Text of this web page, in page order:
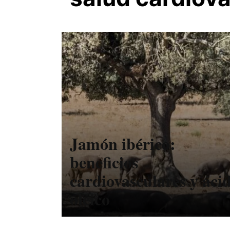
Jamón ibérico:
beneficios
cardiovasculares y
oleico